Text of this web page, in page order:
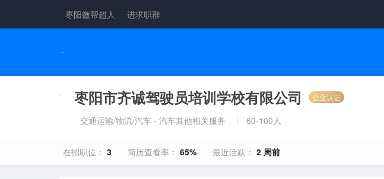
枣阳微帮超人 进求职群
枣阳市齐诚驾驶员培训学校有限公司 企业认证
交通运输/物流/汽车 - 汽车其他相关服务 60-100人
在招职位： 3 简历查看率： 65% 最近活跃： 2 周前